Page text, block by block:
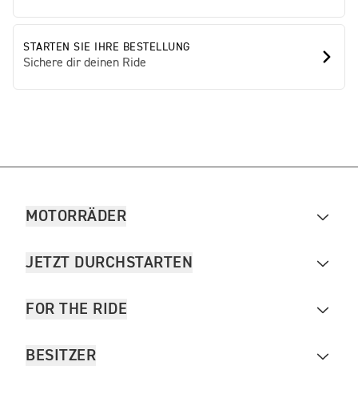
STARTEN SIE IHRE BESTELLUNG
Sichere dir deinen Ride
MOTORRÄDER
JETZT DURCHSTARTEN
FOR THE RIDE
BESITZER